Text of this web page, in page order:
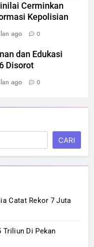
Cerminkan
Kepolisian
ago 0
dan Edukasi
Disorot
ago 0
CARI
Catat Rekor 7 Juta
Triliun Di Pekan